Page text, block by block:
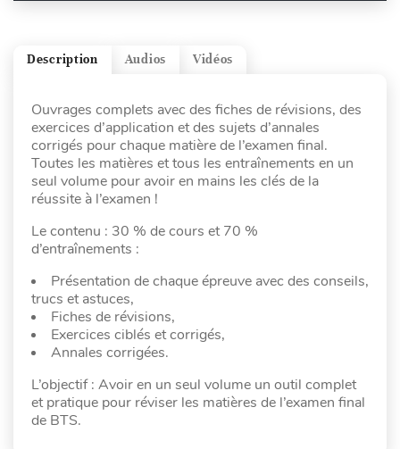
Vidéos
Audios
Description
Ouvrages complets avec des fiches de révisions, des
exercices d’application et des sujets d’annales
corrigés pour chaque matière de l’examen final.
Toutes les matières et tous les entraînements en un
seul volume pour avoir en mains les clés de la
réussite à l’examen !
Le contenu : 30 % de cours et 70 %
d’entraînements :
Présentation de chaque épreuve avec des conseils,
trucs et astuces,
Fiches de révisions,
Exercices ciblés et corrigés,
Annales corrigées.
L’objectif : Avoir en un seul volume un outil complet
et pratique pour réviser les matières de l’examen final
de BTS.